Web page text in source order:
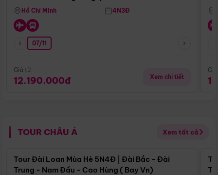
Hồ Chí Minh 4N3Đ
07/11
Giá từ:
12.190.000đ Xem chi tiết
TOUR CHÂU Á Xem tất cả
Điểm nổi bật
Tour Đài Loan Mùa Hè 5N4Đ | Đài Bắc - Đài
Trung - Nam Đầu - Cao Hùng ( Bay Vn)